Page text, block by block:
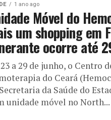
1 ano ago
Móvel do
um shopping em
ocorre até
a 29 de junho, o Centro
do Ceará
da Saúde do
unidade móvel no North...